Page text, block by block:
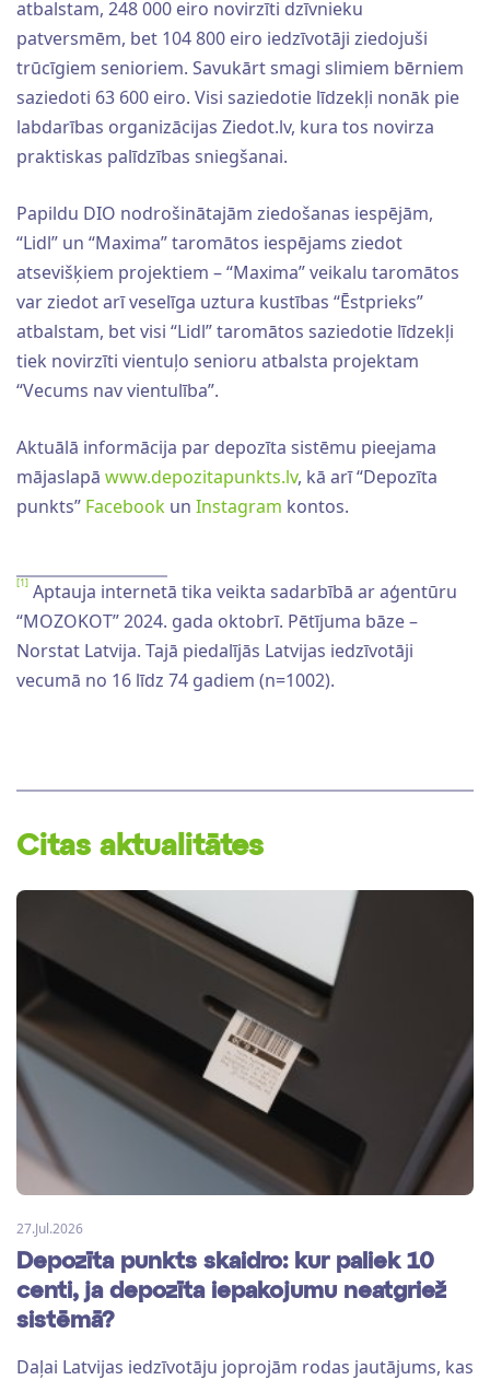
atbalstam, 248 000 eiro novirzīti dzīvnieku
patversmēm, bet 104 800 eiro iedzīvotāji ziedojuši
trūcīgiem senioriem. Savukārt smagi slimiem bērniem
saziedoti 63 600 eiro. Visi saziedotie līdzekļi nonāk pie
labdarības organizācijas Ziedot.lv, kura tos novirza
praktiskas palīdzības sniegšanai.
Papildu DIO nodrošinātajām ziedošanas iespējām,
“Lidl” un “Maxima” taromātos iespējams ziedot
atsevišķiem projektiem – “Maxima” veikalu taromātos
var ziedot arī veselīga uztura kustības “Ēstprieks”
atbalstam, bet visi “Lidl” taromātos saziedotie līdzekļi
tiek novirzīti vientuļo senioru atbalsta projektam
“Vecums nav vientulība”.
Aktuālā informācija par depozīta sistēmu pieejama
mājaslapā www.depozitapunkts.lv, kā arī “Depozīta
punkts” Facebook un Instagram kontos.
[1] Aptauja internetā tika veikta sadarbībā ar aģentūru
“MOZOKOT” 2024. gada oktobrī. Pētījuma bāze –
Norstat Latvija. Tajā piedalījās Latvijas iedzīvotāji
vecumā no 16 līdz 74 gadiem (n=1002).
Citas aktualitātes
27.Jul.2026
Depozīta punkts skaidro: kur paliek 10
centi, ja depozīta iepakojumu neatgriež
sistēmā?
Daļai Latvijas iedzīvotāju joprojām rodas jautājums, kas